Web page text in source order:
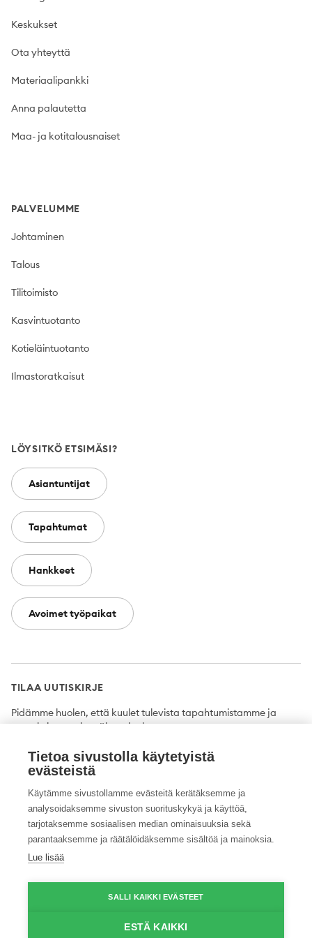
Keskukset
Ota yhteyttä
Materiaalipankki
Anna palautetta
Maa- ja kotitalousnaiset
PALVELUMME
Johtaminen
Talous
Tilitoimisto
Kasvintuotanto
Kotieläintuotanto
Ilmastoratkaisut
LÖYSITKÖ ETSIMÄSI?
Asiantuntijat
Tapahtumat
Hankkeet
Avoimet työpaikat
TILAA UUTISKIRJE
Pidämme huolen, että kuulet tulevista tapahtumistamme ja
uutuuksista ensimmäisten joukossa.
Tilaa
Twitter FacebookYouTubeInstagramLinkedIn
© 2026 ProAgria. Kaikki oikeudet pidätetään.
Tietoa sivustolla käytetyistä
evästeistä
Käytämme sivustollamme evästeitä kerätäksemme ja
analysoidaksemme sivuston suorituskykyä ja käyttöä,
tarjotaksemme sosiaalisen median ominaisuuksia sekä
parantaaksemme ja räätälöidäksemme sisältöä ja mainoksia.
Lue lisää
SALLI KAIKKI EVÄSTEET
ESTÄ KAIKKI